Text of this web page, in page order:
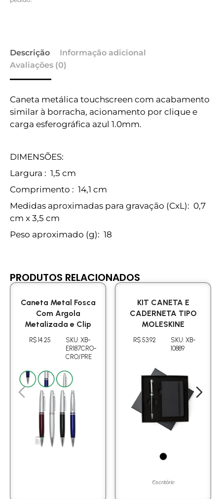
Descrição
Informação adicional
Avaliações (0)
Caneta metálica touchscreen com acabamento
similar à borracha, acionamento por clique e
carga esferográfica azul 1.0mm.
DIMENSÕES:
Largura : 1,5 cm
Comprimento : 14,1 cm
Medidas aproximadas para gravação (CxL): 0,7
cm x 3,5 cm
Peso aproximado (g): 18
PRODUTOS RELACIONADOS
Caneta Metal Fosca
Com Argola
Metalizada e Clip
R$ 14.25
SKU: XB-
ER187CRO-
CRO/PRE
KIT CANETA E
CADERNETA TIPO
MOLESKINE
R$ 53.92
SKU: XB-
10889
Escritório